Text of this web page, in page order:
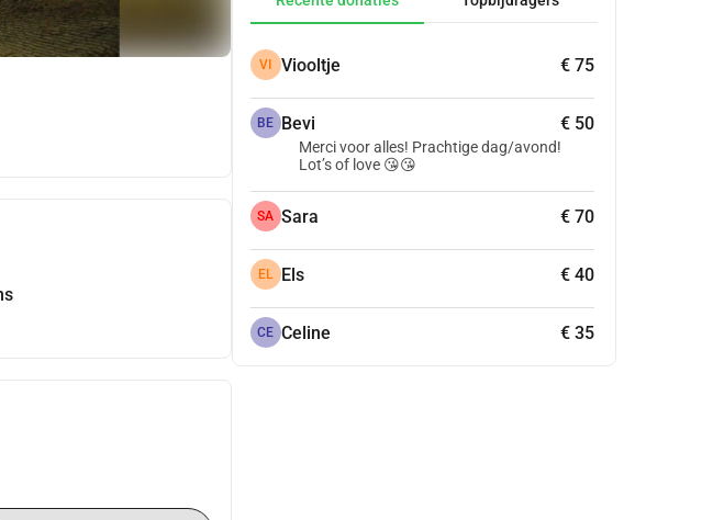
VI Viooltje € 75
BE Bevi € 50
Merci voor alles! Prachtige dag/avond!
Lot’s of love 😘😘
SA Sara € 70
EL Els € 40
CE Celine € 35